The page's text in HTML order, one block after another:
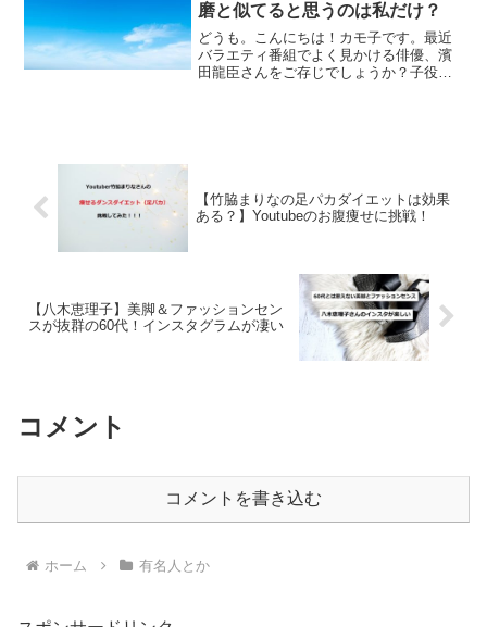
磨と似てると思うのは私だけ？
どうも。こんにちは！カモ子です。最近
バラエティ番組でよく見かける俳優、濱
田龍臣さんをご存じでしょうか？子役時
【竹脇まりなの足パカダイエットは効果
ある？】Youtubeのお腹痩せに挑戦！
【八木恵理子】美脚＆ファッションセン
スが抜群の60代！インスタグラムが凄い
コメント
コメントを書き込む
ホーム 有名人とか